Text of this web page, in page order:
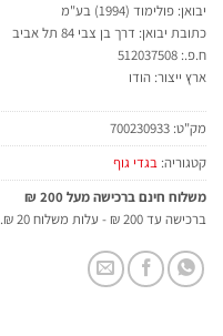
יבואן: פולימוד (1994) בע"מ
כתובת יבואן: דרך בן צבי 84 תל אביב
ח.פ.: 512037508
ארץ ייצור: הודו
מק"ט: 700230933
קטגוריה: בגדי גוף
משלוח חינם ברכישה מעל 200 ₪
ברכישה עד 200 ₪ - עלות משלוח 20 ₪.